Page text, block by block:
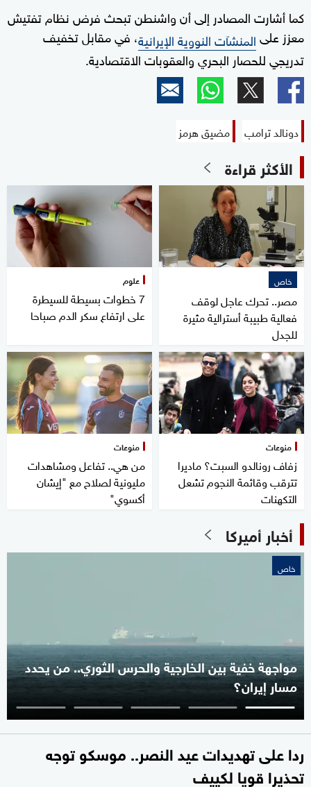
كما أشارت المصادر إلى أن واشنطن تبحث فرض نظام تفتيش
معزز علىالمنشآت النووية الإيرانية، في مقابل تخفيف
تدريجي للحصار البحري والعقوبات الاقتصادية.
دونالد ترامب مضيق هرمز
الأكثر قراءة
خاص
مصر.. تحرك عاجل لوقف
فعالية طبيبة أسترالية مثيرة
للجدل
علوم
7 خطوات بسيطة للسيطرة
على ارتفاع سكر الدم صباحا
منوعات
زفاف رونالدو السبت؟ ماديرا
تترقب وقائمة النجوم تشعل
التكهنات
منوعات
من هي.. تفاعل ومشاهدات
مليونية لصلاح مع "إيشان
أكسوي"
أخبار أميركا
خاص
مواجهة خفية بين الخارجية والحرس الثوري.. من يحدد
مسار إيران؟
ردا على تهديدات عيد النصر.. موسكو توجه
تحذيرا قويا لكييف